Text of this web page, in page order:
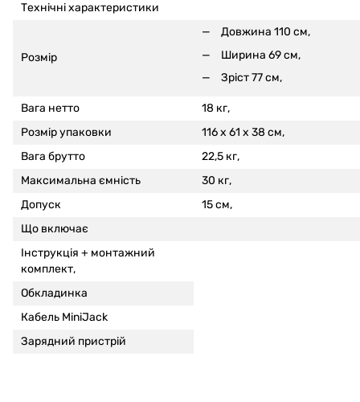
Технічні характеристики
Розмір
Довжина 110 см,
Ширина 69 см,
Зріст 77 см,
Вага нетто
18 кг,
Розмір упаковки
116 x 61 x 38 см,
Вага брутто
22,5 кг,
Максимальна ємність
30 кг,
Допуск
15 см,
Що включає
Інструкція + монтажний
комплект,
Обкладинка
Кабель MiniJack
Зарядний пристрій